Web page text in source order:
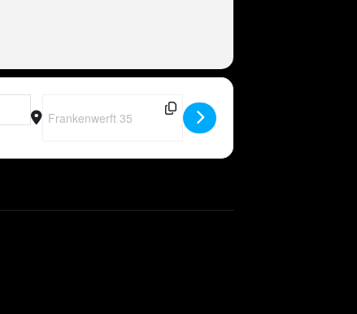
Destination Address - DE - Peter Wackel LIVE in Köln (I love